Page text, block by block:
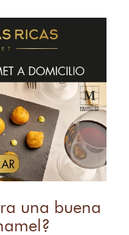
una buena